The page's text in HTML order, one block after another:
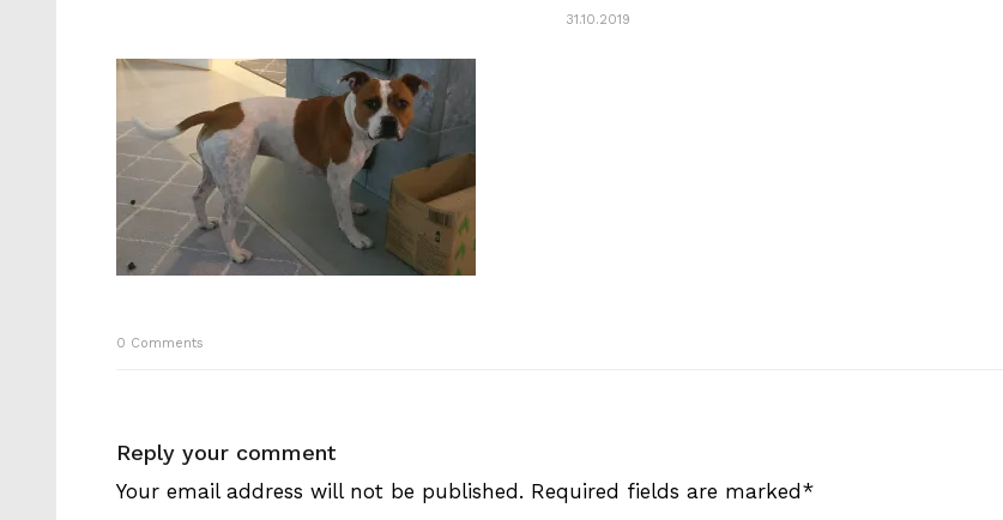
31.10.2019
0 Comments
Reply your comment
Your email address will not be published. Required fields are marked*